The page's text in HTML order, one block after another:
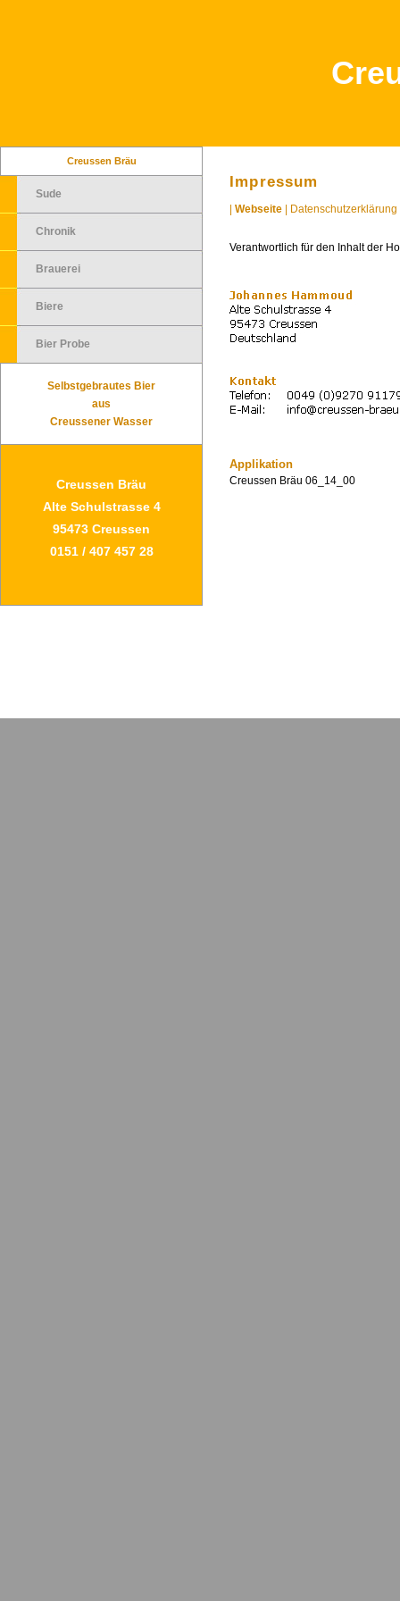
Impressum
Webseite Datenschutzerklärung
Verantwortlich für den Inhalt der
Applikation
Creussen Bräu 06_14_00
Creussen Bräu
Sude
Chronik
Brauerei
Biere
Bier Probe
Selbstgebrautes Bier
aus
Creussener Wasser
Creussen Bräu
Alte Schulstrasse 4
95473 Creussen
0151 / 407 457 28